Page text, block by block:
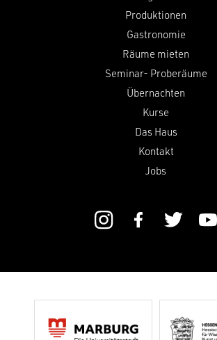
Produktionen
Gastronomie
Räume mieten
Seminar- Proberäume
Übernachten
Kurse
Das Haus
Kontakt
Jobs